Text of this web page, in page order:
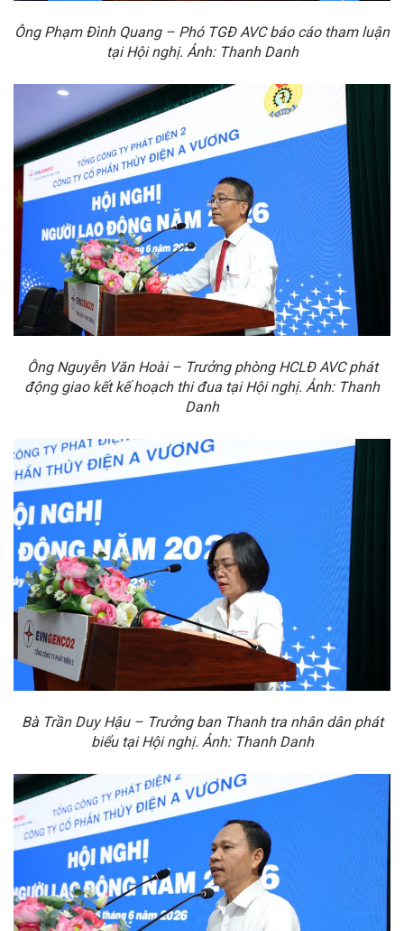
Ông Phạm Đình Quang – Phó TGĐ AVC báo cáo tham luận
tại Hội nghị. Ảnh: Thanh Danh
Ông Nguyễn Văn Hoài – Trưởng phòng HCLĐ AVC phát
động giao kết kế hoạch thi đua tại Hội nghị. Ảnh: Thanh
Danh
Bà Trần Duy Hậu – Trưởng ban Thanh tra nhân dân phát
biểu tại Hội nghị. Ảnh: Thanh Danh